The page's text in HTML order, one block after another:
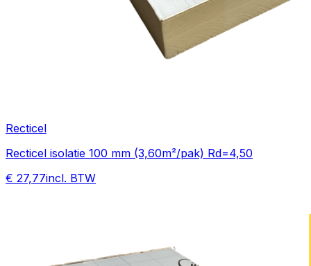
Recticel
Recticel isolatie 100 mm (3,60m²/pak) Rd=4,50
€ 27,77incl. BTW